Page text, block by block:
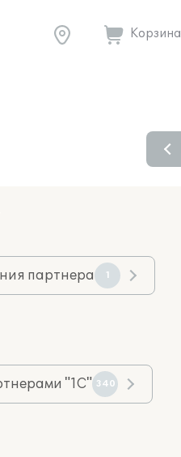
Корзина
партнера 1
"1С" 340